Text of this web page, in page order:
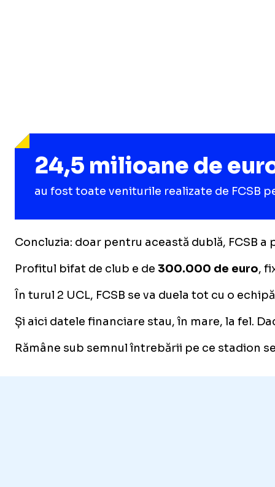
24,5 milioane de
au fost toate veniturile realizate de FCSB
Concluzia: doar pentru această dublă, FCSB
Profitul bifat de club e de 300.000 de euro,
În turul 2 UCL, FCSB se va duela tot cu o
Și aici datele financiare stau, în mare, la fel.
Rămâne sub semnul întrebării pe ce stadion